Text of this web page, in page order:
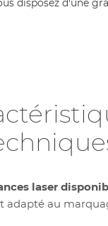
disposez d'une
laser
adapté au